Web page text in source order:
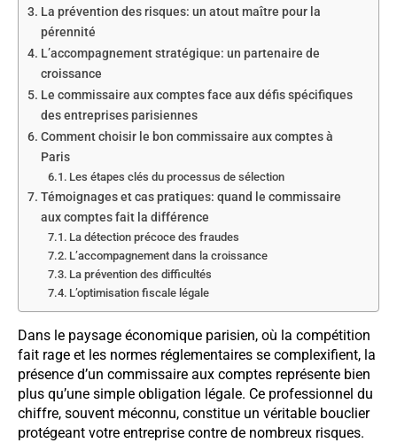
La prévention des risques: un atout maître pour la
pérennité
L’accompagnement stratégique: un partenaire de
croissance
Le commissaire aux comptes face aux défis spécifiques
des entreprises parisiennes
Comment choisir le bon commissaire aux comptes à
Paris
Les étapes clés du processus de sélection
Témoignages et cas pratiques: quand le commissaire
aux comptes fait la différence
La détection précoce des fraudes
L’accompagnement dans la croissance
La prévention des difficultés
L’optimisation fiscale légale
Dans le paysage économique parisien, où la compétition
fait rage et les normes réglementaires se complexifient, la
présence d’un commissaire aux comptes représente bien
plus qu’une simple obligation légale. Ce professionnel du
chiffre, souvent méconnu, constitue un véritable bouclier
protégeant votre entreprise contre de nombreux risques.